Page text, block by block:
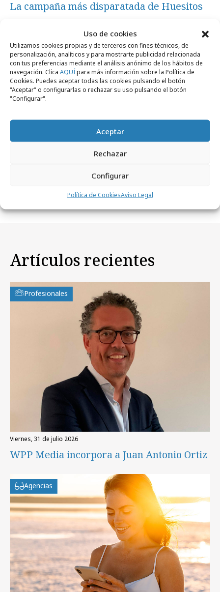
Uso de cookies
Utilizamos cookies propias y de terceros con fines técnicos, de
personalización, analíticos y para mostrarte publicidad relacionada
con tus preferencias mediante el análisis anónimo de los hábitos de
navegación. Clica AQUÍpara más información sobre la Política de
Cookies. Puedes aceptar todas las cookies pulsando el botón
"Aceptar" o configurarlas o rechazar su uso pulsando el botón
"Configurar".
Aceptar
Rechazar
Configurar
Política de CookiesAviso Legal
La campaña más disparatada de Huesitos
Caser lanza nueva campaña centrada en
los seguros de salud
Artículos recientes
Profesionales
viernes, 31 de julio 2026
WPP Media incorpora a Juan Antonio Ortiz
Agencias